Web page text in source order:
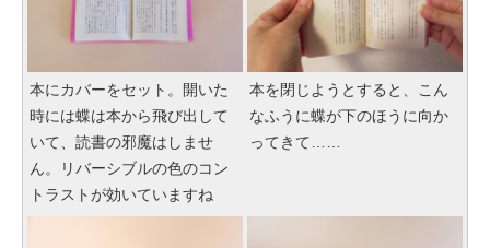
本にカバーをセット。開いた
時には蝶は本から飛び出して
いて、読書の邪魔はしませ
ん。リバーシブルの色のコン
トラストが効いていますね
本を閉じようとすると、こん
なふうに蝶が下のほうに向か
ってきて……